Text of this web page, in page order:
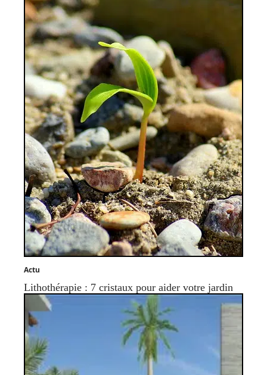
Actu
Lithothérapie : 7 cristaux pour aider votre jardin